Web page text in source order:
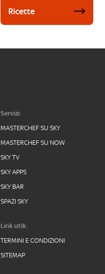
Ricette
Servizi:
MASTERCHEF SU SKY
MASTERCHEF SU NOW
SKY TV
SKY APPS
SKY BAR
SPAZI SKY
Link utili:
TERMINI E CONDIZIONI
SITEMAP